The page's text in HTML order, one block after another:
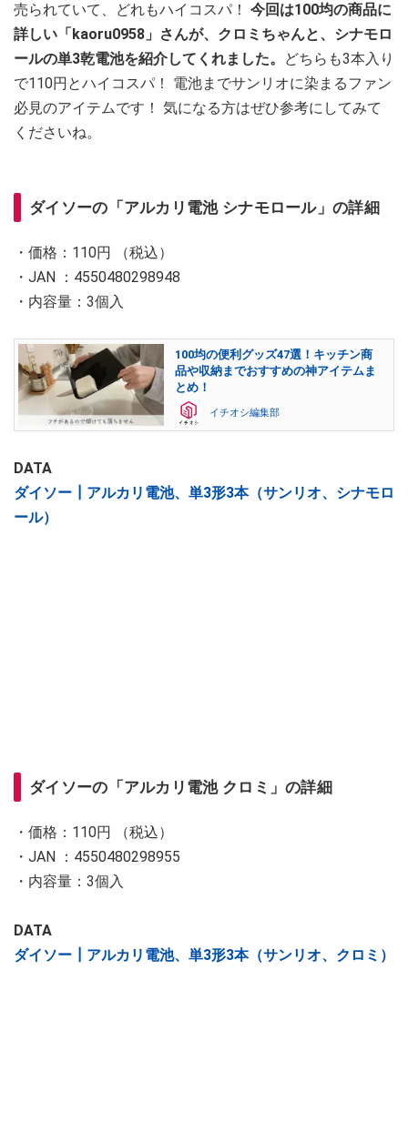
売られていて、どれもハイコスパ！ 今回は100均の商品に
詳しい「kaoru0958」さんが、クロミちゃんと、シナモロ
ールの単3乾電池を紹介してくれました。
どちらも3本入り
で110円とハイコスパ！ 電池までサンリオに染まるファン
必見のアイテムです！ 気になる方はぜひ参考にしてみて
くださいね。
ダイソーの「アルカリ電池 シナモロール」の詳細
・価格：110円 （税込）
・JAN ：4550480298948
・内容量：3個入
100均の便利グッズ47選！キッチン商
品や収納までおすすめの神アイテムま
とめ！
イチオシ編集部
DATA
ダイソー┃アルカリ電池、単3形3本（サンリオ、シナモロ
ール）
ダイソーの「アルカリ電池 クロミ」の詳細
・価格：110円 （税込）
・JAN ：4550480298955
・内容量：3個入
DATA
ダイソー┃アルカリ電池、単3形3本（サンリオ、クロミ）